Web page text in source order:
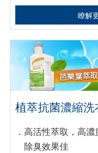
瞭解
植萃抗菌濃縮洗
． 高活性萃取，高
除臭效果佳